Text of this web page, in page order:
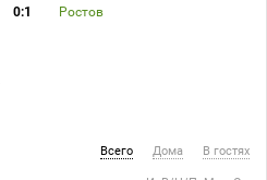
0:1 Ростов
Всего Дома В гостях